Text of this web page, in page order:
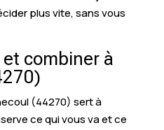
plus vite, sans vous
combiner à
(44270) sert à
ce qui vous va et ce